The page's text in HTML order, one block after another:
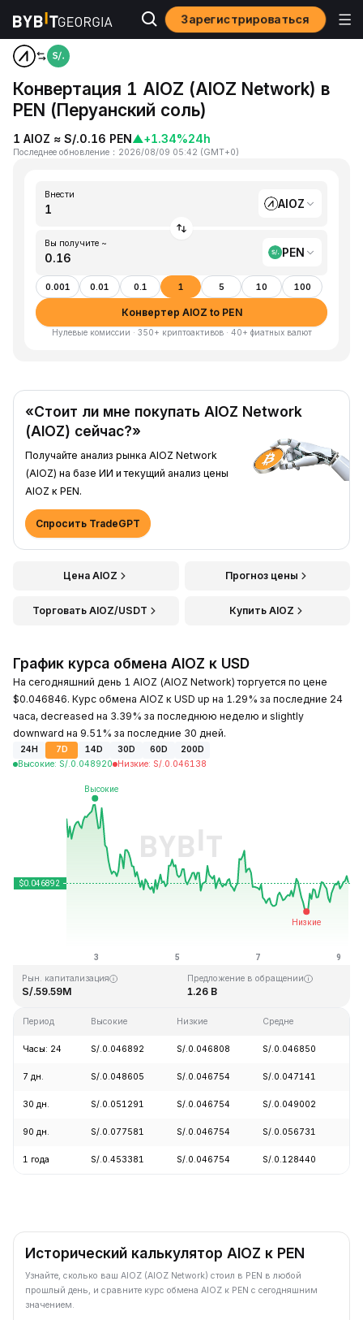
Зарегистрироваться
Home AIOZ to PEN
Конвертация 1 AIOZ (AIOZ Network) в
PEN (Перуанский соль)
1 AIOZ ≈ S/.0.16 PEN▲+1.34%24h
Последнее обновление ： 2026/08/09 05:42 (GMT+0)
Внести
AIOZ
Вы получите ~
PEN
0.001 0.01 0.1 1 5 10 100
Конвертер AIOZ to PEN
Нулевые комиссии · 350+ криптоактивов · 40+ фиатных валют
«Стоит ли мне покупать AIOZ Network
(AIOZ) сейчас?»
Получайте анализ рынка AIOZ Network
(AIOZ) на базе ИИ и текущий анализ цены
AIOZ к PEN.
Спросить TradeGPT
Цена AIOZ Прогноз цены
Торговать AIOZ/USDT Купить AIOZ
График курса обмена AIOZ к USD
На сегодняшний день 1 AIOZ (AIOZ Network) торгуется по цене
$0.046846. Курс обмена AIOZ к USD up на 1.29% за последние 24
часа, decreased на 3.39% за последнюю неделю и slightly
downward на 9.51% за последние 30 дней.
24H 7D 14D 30D 60D
200D
Высокие: S/. 0.048920 Низкие: S/. 0.046138
Рын. капитализация
S/.59.59M
Предложение в обращении
1.26 B
Период Высокие Низкие Средне
Часы: 24 S/.0.046892 S/.0.046808 S/.0.046850
7 дн. S/.0.048605 S/.0.046754 S/.0.047141
30 дн. S/.0.051291 S/.0.046754 S/.0.049002
90 дн. S/.0.077581 S/.0.046754 S/.0.056731
1 года S/.0.453381 S/.0.046754 S/.0.128440
Исторический калькулятор AIOZ к PEN
Узнайте, сколько ваш AIOZ (AIOZ Network) стоил в PEN в любой
прошлый день, и сравните курс обмена AIOZ к PEN с сегодняшним
значением.